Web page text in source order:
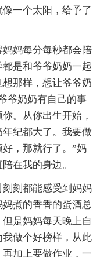
一个太阳，给予了
妈每分每秒都会陪
是和爷爷奶奶一起
那样，想让爷爷奶
爷奶奶有自己的事
。从你出生开始，
纪都大了。我要做
，那就行了。”妈
在我的身边。
刻都能感受到妈妈
煮的香香的蛋酒总
是妈妈每天晚上自
做个好榜样，从此
加上要做作业，一